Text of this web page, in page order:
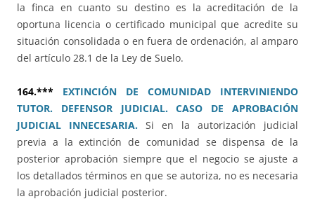
la finca en cuanto su destino es la acreditación de la
oportuna licencia o certificado municipal que acredite su
situación consolidada o en fuera de ordenación, al amparo
del artículo 28.1 de la Ley de Suelo.
164.*** EXTINCIÓN DE COMUNIDAD INTERVINIENDO
TUTOR. DEFENSOR JUDICIAL. CASO DE APROBACIÓN
JUDICIAL INNECESARIA. Si en la autorización judicial
previa a la extinción de comunidad se dispensa de la
posterior aprobación siempre que el negocio se ajuste a
los detallados términos en que se autoriza, no es necesaria
la aprobación judicial posterior.